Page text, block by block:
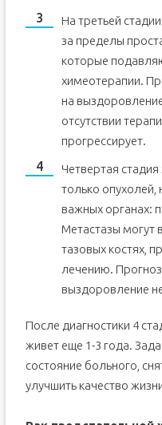
На третьей
за пределы
которые
химеотерапии.
на
отсутствии
прогрессирует.
Четвертая
только опухолей,
важных органах:
Метастазы могут
тазовых костях,
лечению.
выздоровление
После диагностики 4
живет еще 1-3 года.
состояние больного,
улучшить качество